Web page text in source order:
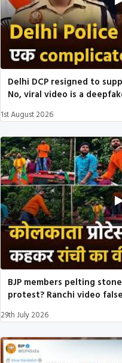
Delhi DCP resigned to
No, viral video is a
1st August 2026
BJP members pelting
protest? Ranchi video
29th July 2026